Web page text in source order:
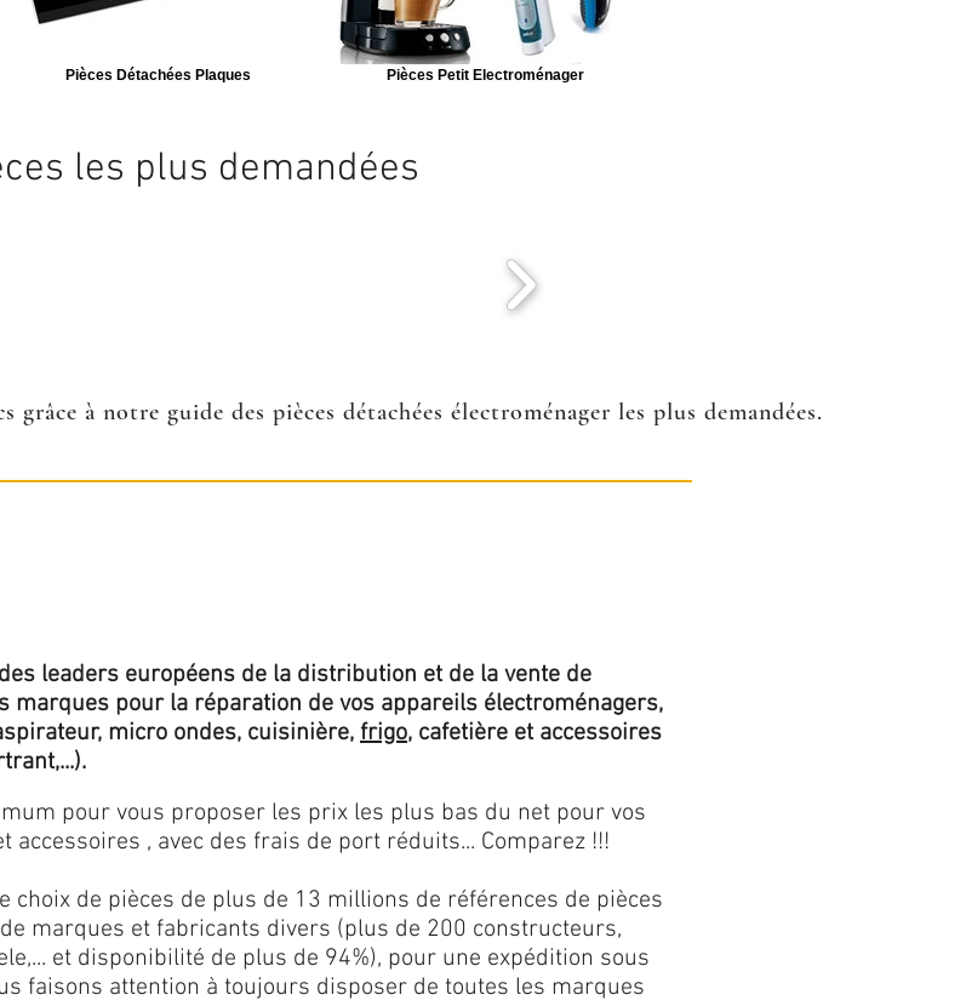
Pièces Détachées Plaques Pièces Petit Electroménager
les plus demandées
à notre guide des pièces détachées électroménager les plus demandées.
leaders européens de la distribution et de la vente de
marques pour la réparation de vos appareils électroménagers,
micro ondes, cuisinière, frigo, cafetière et accessoires
pour vous proposer les prix les plus bas du net pour vos
accessoires , avec des frais de port réduits... Comparez !!!
choix de pièces de plus de 13 millions de références de pièces
marques et fabricants divers (plus de 200 constructeurs,
et disponibilité de plus de 94%), pour une expédition sous
faisons attention à toujours disposer de toutes les marques